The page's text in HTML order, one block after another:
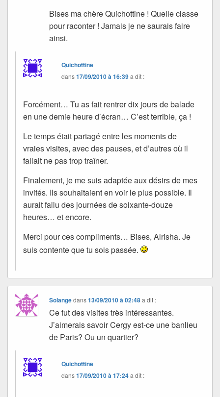
Bises ma chère Quichottine ! Quelle classe
pour raconter ! Jamais je ne saurais faire
ainsi.
Quichottine
dans17/09/2010 à 16:39a dit :
Forcément… Tu as fait rentrer dix jours de balade
en une demie heure d’écran… C’est terrible, ça !
Le temps était partagé entre les moments de
vraies visites, avec des pauses, et d’autres où il
fallait ne pas trop traîner.
Finalement, je me suis adaptée aux désirs de mes
invités. Ils souhaitaient en voir le plus possible. Il
aurait fallu des journées de soixante-douze
heures… et encore.
Merci pour ces compliments… Bises, Alrisha. Je
suis contente que tu sois passée.
Solangedans13/09/2010 à 02:48 a dit :
Ce fut des visites très intéressantes.
J’aimerais savoir Cergy est-ce une banlieu
de Paris? Ou un quartier?
Quichottine
dans17/09/2010 à 17:24a dit :